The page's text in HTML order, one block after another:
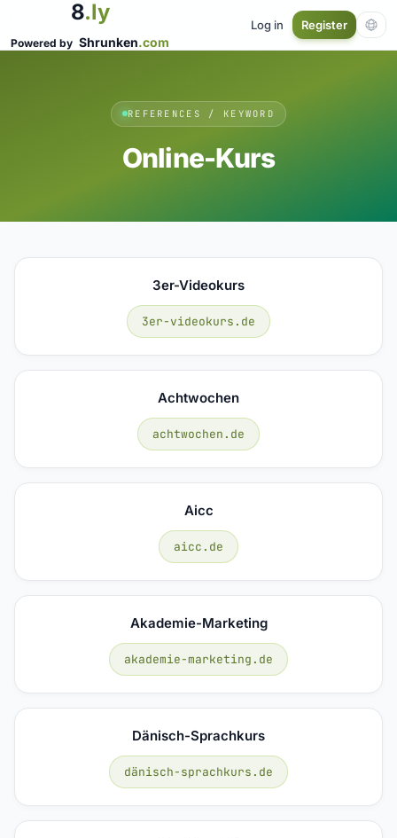
8.ly
Powered by Shrunken.com
Log in Register
REFERENCES / KEYWORD
Online-Kurs
3er-Videokurs
3er-videokurs.de
Achtwochen
achtwochen.de
Aicc
aicc.de
Akademie-Marketing
akademie-marketing.de
Dänisch-Sprachkurs
dänisch-sprachkurs.de